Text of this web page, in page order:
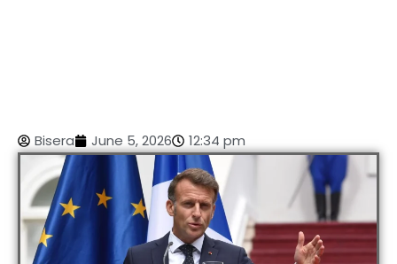
Bisera June 5, 2026 12:34 pm